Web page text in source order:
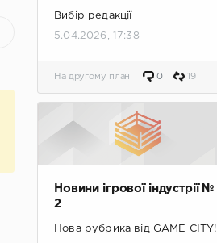
Вибір редакції
5.04.2026, 17:38
На другому плані 0 19
Новини ігрової індустрії №
2
Нова рубрика від GAME CITY!